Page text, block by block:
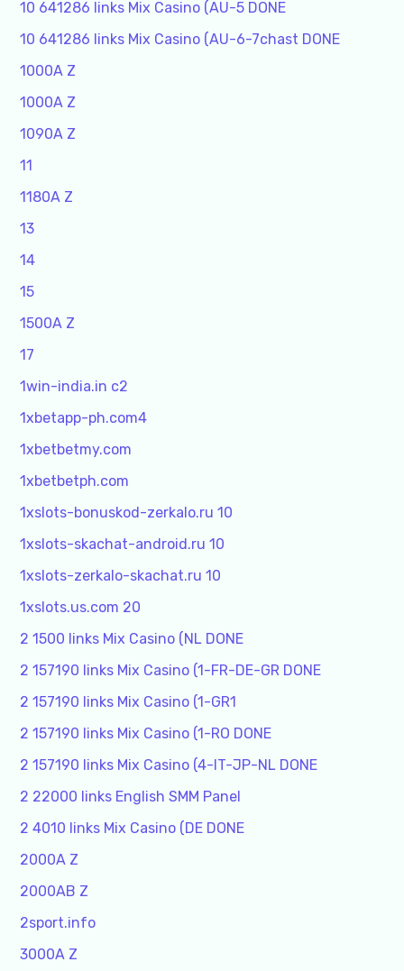
10 641286 links Mix Casino (AU-5 DONE
10 641286 links Mix Casino (AU-6-7chast DONE
1000A Z
1000A Z
1090A Z
11
1180A Z
13
14
15
1500A Z
17
1win-india.in c2
1xbetapp-ph.com4
1xbetbetmy.com
1xbetbetph.com
1xslots-bonuskod-zerkalo.ru 10
1xslots-skachat-android.ru 10
1xslots-zerkalo-skachat.ru 10
1xslots.us.com 20
2 1500 links Mix Casino (NL DONE
2 157190 links Mix Casino (1-FR-DE-GR DONE
2 157190 links Mix Casino (1-GR1
2 157190 links Mix Casino (1-RO DONE
2 157190 links Mix Casino (4-IT-JP-NL DONE
2 22000 links English SMM Panel
2 4010 links Mix Casino (DE DONE
2000A Z
2000AB Z
2sport.info
3000A Z